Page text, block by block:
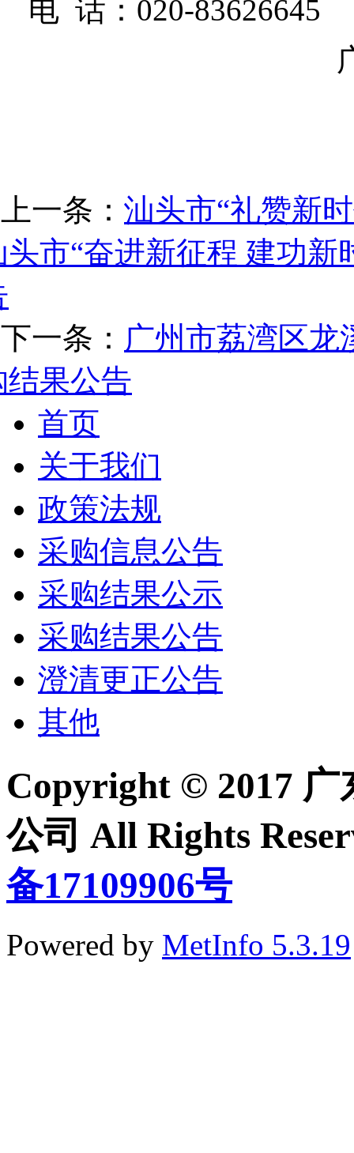
电 话： 020-83626645
上一条： 汕头市“礼赞新
头市“奋进新征程 建功新
下一条： 广州市荔湾区龙
结果公告
首页
关于我们
政策法规
采购信息公告
采购结果公示
采购结果公告
澄清更正公告
其他
Copyright © 2017
公司 All Rights
备17109906号
Powered by MetInfo 5.3.19